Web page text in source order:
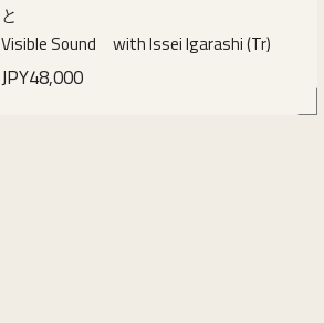
と
Visible Sound with Issei Igarashi (Tr)
JPY48,000